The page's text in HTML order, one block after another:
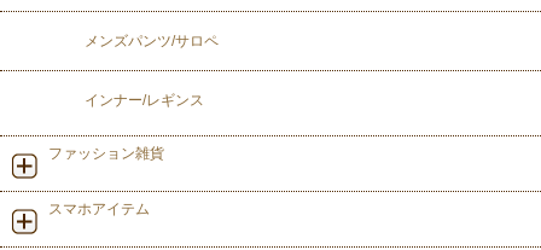
メンズパンツ/サロペ
インナー/レギンス
ファッション雑貨
スマホアイテム